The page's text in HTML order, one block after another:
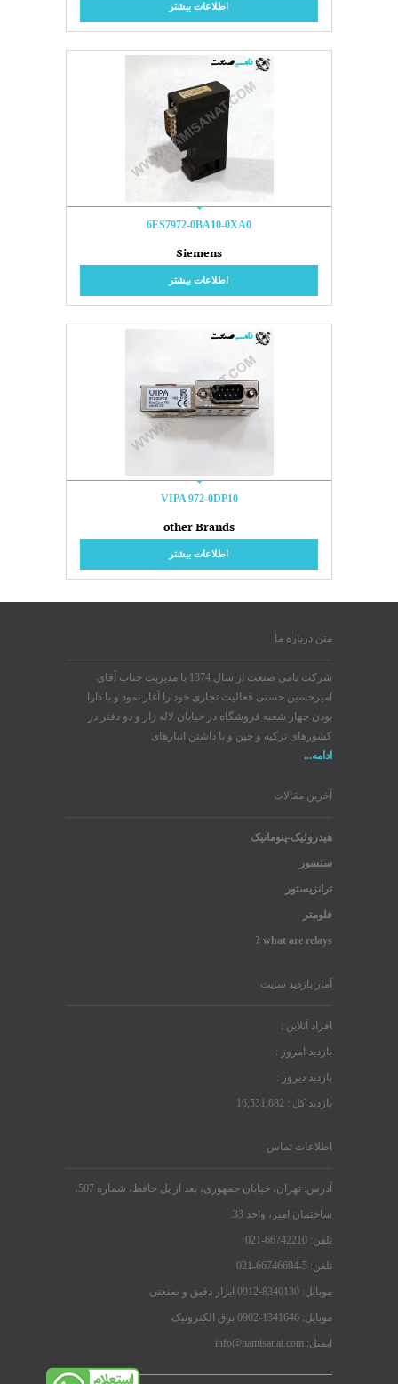
اطلاعات بیشتر
6ES7972-0BA10-0XA0
Siemens
اطلاعات بیشتر
VIPA 972-0DP10
other Brands
اطلاعات بیشتر
متن درباره ما
شرکت نامی صنعت از سال 1374 با مدیریت جناب آقای
امیرحسین حسنی فعالیت تجاری خود را آغار نمود و با دارا
بودن چهار شعبه فروشگاه در خیابان لاله زار و دو دفتر در
کشورهای ترکیه و چین و با داشتن انبارهای
ادامه...
آخرین مقالات
هیدرولیک-پنوماتیک
سنسور
ترانزیستور
فلومتر
what are relays ?
آمار بازدید سایت
افراد آنلاین :
بازدید امروز :
بازدید دیروز :
بازدید کل : 16,531,682
اطلاعات تماس
آدرس: تهران، خیابان جمهوری، بعد از پل حافظ، شماره 507،
ساختمان امیر، واحد 33.
تلفن: 66742210-021
تلفن: 5-66746694-021
موبایل: 8340130-0912 ابزار دقیق و صنعتی
موبایل: 1341646-0902 برق الکترونیک
ایمیل: info@namisanat.com